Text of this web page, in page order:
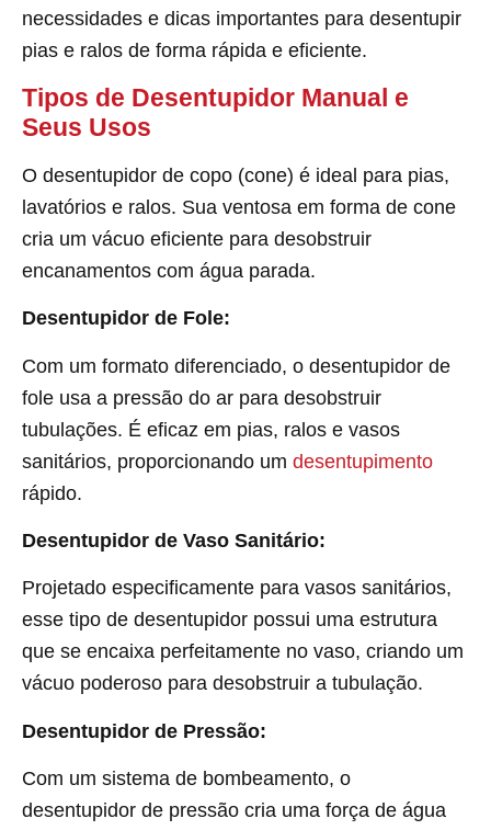
necessidades e dicas importantes para desentupir
pias e ralos de forma rápida e eficiente.
Tipos de Desentupidor Manual e
Seus Usos
O desentupidor de copo (cone) é ideal para pias,
lavatórios e ralos. Sua ventosa em forma de cone
cria um vácuo eficiente para desobstruir
encanamentos com água parada.
Desentupidor de Fole:
Com um formato diferenciado, o desentupidor de
fole usa a pressão do ar para desobstruir
tubulações. É eficaz em pias, ralos e vasos
sanitários, proporcionando um desentupimento
rápido.
Desentupidor de Vaso Sanitário:
Projetado especificamente para vasos sanitários,
esse tipo de desentupidor possui uma estrutura
que se encaixa perfeitamente no vaso, criando um
vácuo poderoso para desobstruir a tubulação.
Desentupidor de Pressão:
Com um sistema de bombeamento, o
desentupidor de pressão cria uma força de água